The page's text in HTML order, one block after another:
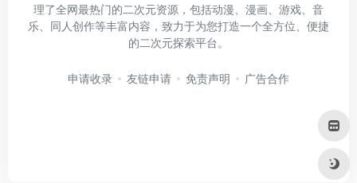
理了全网最热门的二次元资源，包括动漫、漫画、游戏、音
乐、同人创作等丰富内容，致力于为您打造一个全方位、便捷
的二次元探索平台。
申请收录 友链申请 免责声明 广告合作